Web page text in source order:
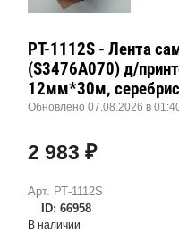
Арт. РТ-1112S
ID: 66958
РТ-1112S - Лента
(S3476A070) д/
12мм*30м,
Обновлено 07.08.2026 в
2 983 ₽
В наличии